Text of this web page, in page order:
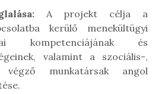
A projekt célja a
kerülő menekültügyi
kompetenciájának és
valamint a szociális-,
munkatársak angol